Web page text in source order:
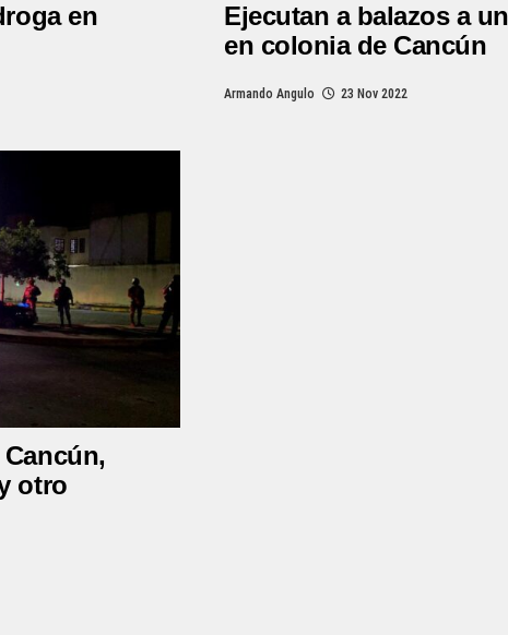
en
Ejecutan a balazos a
en colonia de Cancún
Armando Angulo 23 Nov 2022
otro